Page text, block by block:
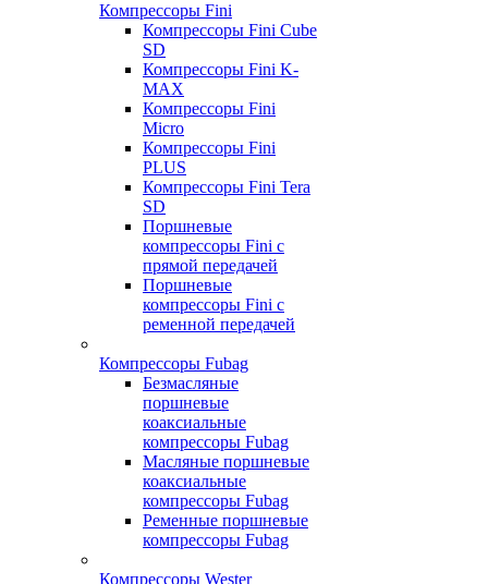
Компрессоры Fini
Компрессоры Fini Cube
SD
Компрессоры Fini K-
MAX
Компрессоры Fini
Micro
Компрессоры Fini
PLUS
Компрессоры Fini Tera
SD
Поршневые
компрессоры Fini с
прямой передачей
Поршневые
компрессоры Fini с
ременной передачей
Компрессоры Fubag
Безмасляные
поршневые
коаксиальные
компрессоры Fubag
Масляные поршневые
коаксиальные
компрессоры Fubag
Ременные поршневые
компрессоры Fubag
Компрессоры Wester